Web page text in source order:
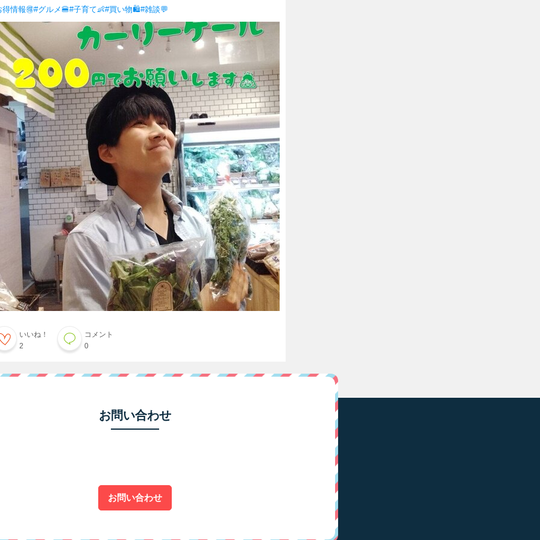
得情報🉐#グルメ🍔#子育て👶#買い物🛍#雑談💬
いいね！
2
コメント
0
お問い合わせ
お問い合わせ